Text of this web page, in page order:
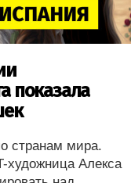
показала
странам мира.
художница Алекса